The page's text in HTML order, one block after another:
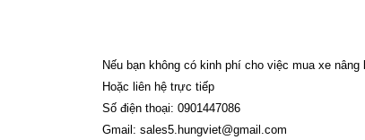
Nếu bạn không có kinh phí cho việc mua xe
Hoặc liên hệ trực tiếp
Số điện thoại: 0901447086
Gmail: sales5.hungviet@gmail.com